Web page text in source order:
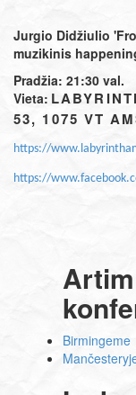
Jurgio Didžiulio
muzikinis
Pradžia: 21:30 val.
Vieta:
53, 1075 VT
https://
https://
Birmingeme